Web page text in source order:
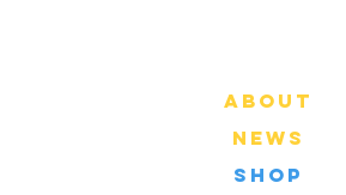
About
News
Shop